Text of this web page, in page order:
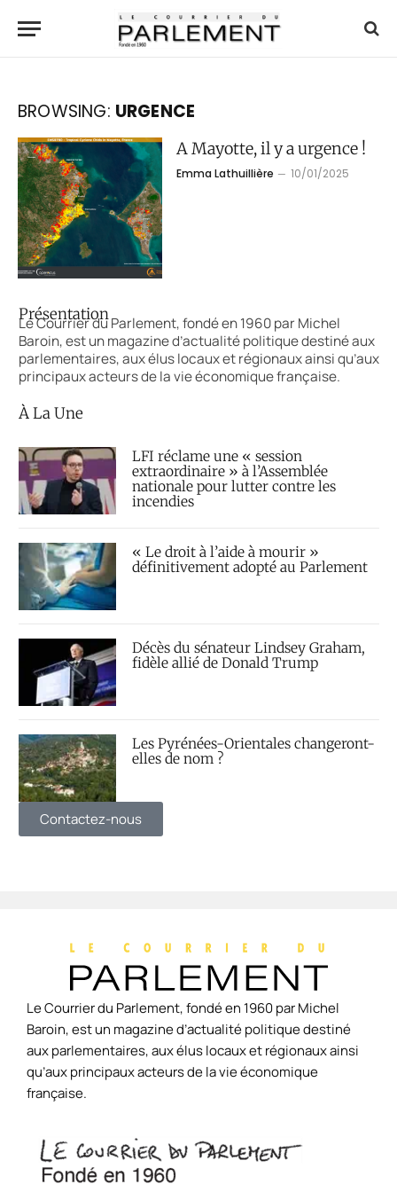
BROWSING: URGENCE
A Mayotte, il y a urgence !
Emma Lathuillière 10/01/2025
Présentation
Le Courrier du Parlement, fondé en 1960 par Michel
Baroin, est un magazine d’actualité politique destiné aux
parlementaires, aux élus locaux et régionaux ainsi qu’aux
principaux acteurs de la vie économique française.
À La Une
LFI réclame une « session
extraordinaire » à l’Assemblée
nationale pour lutter contre les
incendies
« Le droit à l’aide à mourir »
définitivement adopté au Parlement
Décès du sénateur Lindsey Graham,
fidèle allié de Donald Trump
Les Pyrénées-Orientales changeront-
elles de nom ?
Contactez-nous
Le Courrier du Parlement, fondé en 1960 par Michel
Baroin, est un magazine d’actualité politique destiné
aux parlementaires, aux élus locaux et régionaux ainsi
qu’aux principaux acteurs de la vie économique
française.